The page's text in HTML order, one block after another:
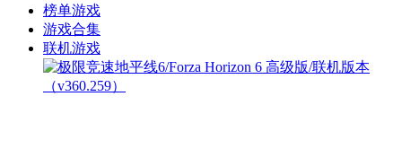
榜单游戏
游戏合集
联机游戏